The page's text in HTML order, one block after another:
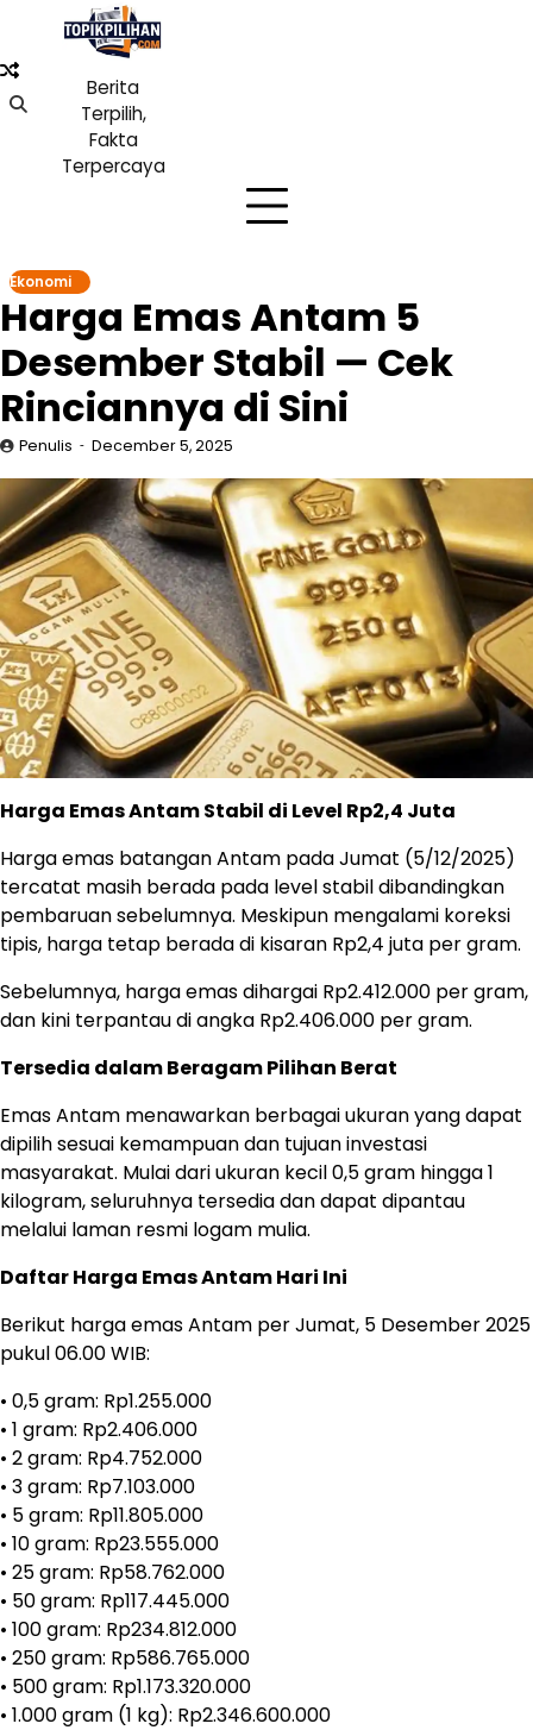
content
Berita
Terpilih,
Fakta
Terpercaya
Ekonomi
Harga Emas Antam 5
Desember Stabil — Cek
Rinciannya di Sini
Penulis December 5, 2025
Harga Emas Antam Stabil di Level Rp2,4 Juta
Harga emas batangan Antam pada Jumat (5/12/2025)
tercatat masih berada pada level stabil dibandingkan
pembaruan sebelumnya. Meskipun mengalami koreksi
tipis, harga tetap berada di kisaran Rp2,4 juta per gram.
Sebelumnya, harga emas dihargai Rp2.412.000 per gram,
dan kini terpantau di angka Rp2.406.000 per gram.
Tersedia dalam Beragam Pilihan Berat
Emas Antam menawarkan berbagai ukuran yang dapat
dipilih sesuai kemampuan dan tujuan investasi
masyarakat. Mulai dari ukuran kecil 0,5 gram hingga 1
kilogram, seluruhnya tersedia dan dapat dipantau
melalui laman resmi logam mulia.
Daftar Harga Emas Antam Hari Ini
Berikut harga emas Antam per Jumat, 5 Desember 2025
pukul 06.00 WIB:
• 0,5 gram: Rp1.255.000
• 1 gram: Rp2.406.000
• 2 gram: Rp4.752.000
• 3 gram: Rp7.103.000
• 5 gram: Rp11.805.000
• 10 gram: Rp23.555.000
• 25 gram: Rp58.762.000
• 50 gram: Rp117.445.000
• 100 gram: Rp234.812.000
• 250 gram: Rp586.765.000
• 500 gram: Rp1.173.320.000
• 1.000 gram (1 kg): Rp2.346.600.000